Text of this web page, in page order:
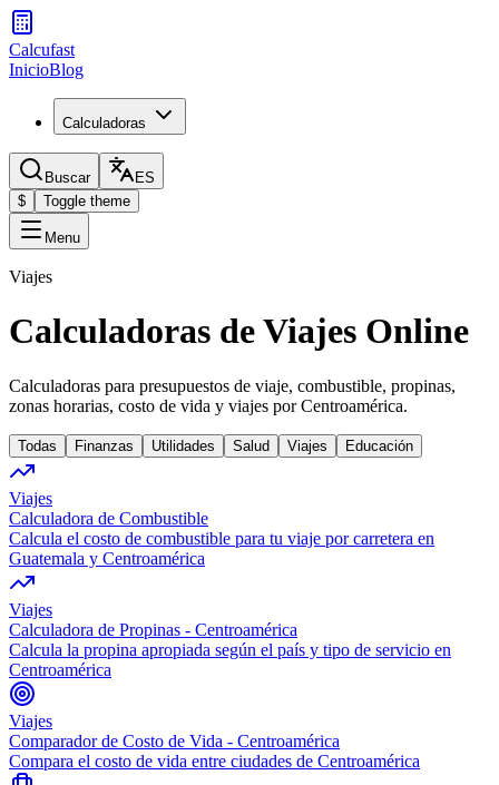
Calcufast
InicioBlog
Calculadoras
Buscar
ES
$
Toggle theme
Menu
Viajes
Calculadoras de Viajes Online
Calculadoras para presupuestos de viaje, combustible, propinas,
zonas horarias, costo de vida y viajes por Centroamérica.
Todas Finanzas Utilidades Salud Viajes Educación
Viajes
Calculadora de Combustible
Calcula el costo de combustible para tu viaje por carretera en
Guatemala y Centroamérica
Viajes
Calculadora de Propinas - Centroamérica
Calcula la propina apropiada según el país y tipo de servicio en
Centroamérica
Viajes
Comparador de Costo de Vida - Centroamérica
Compara el costo de vida entre ciudades de Centroamérica